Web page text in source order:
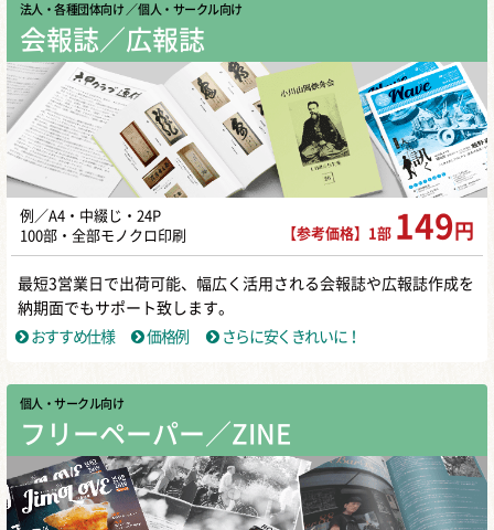
法人・各種団体向け ／ 個人・サークル向け
会報誌／広報誌
例／A4・中綴じ・24P
100部・全部モノクロ印刷
【参考価格】1部 149 円
最短3営業日で出荷可能、幅広く活用される会報誌や広報誌作成を
納期面でもサポート致します。
おすすめ仕様
価格例 さらに安くきれいに！
個人・サークル向け
フリーペーパー／ZINE